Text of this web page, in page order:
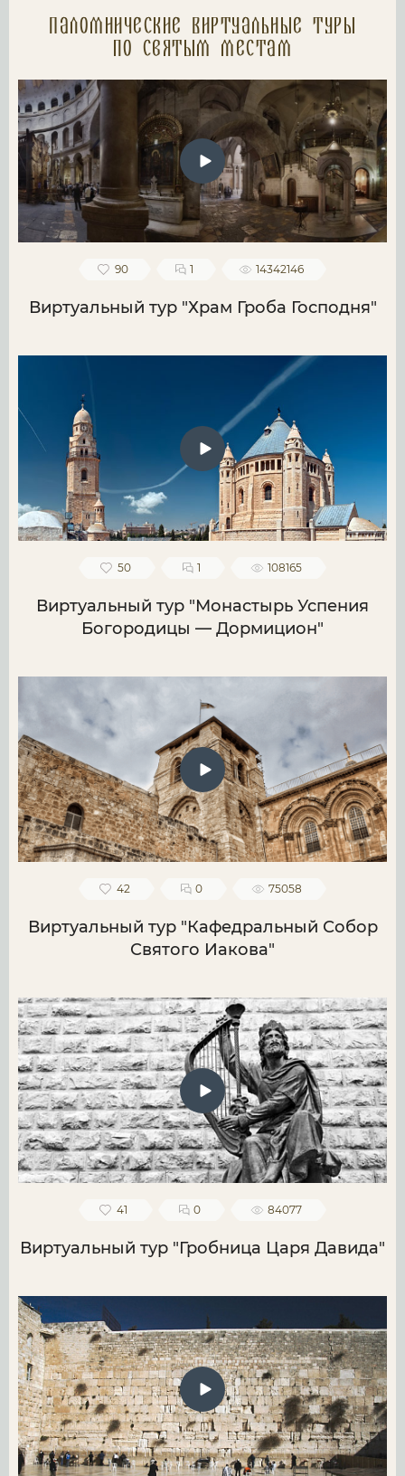
Паломнические Виртуальные туры
по святым местам
90 1 14342146
Виртуальный тур "Храм Гроба Господня"
50 1 108165
Виртуальный тур "Монастырь Успения
Богородицы — Дормицион"
42 0 75058
Виртуальный тур "Кафедральный Собор
Святого Иакова"
41 0 84077
Виртуальный тур "Гробница Царя Давида"